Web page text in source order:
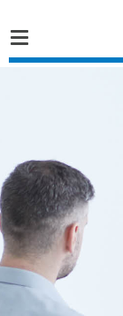
Vakgebieden
Actueel
Producten
Opleidingen